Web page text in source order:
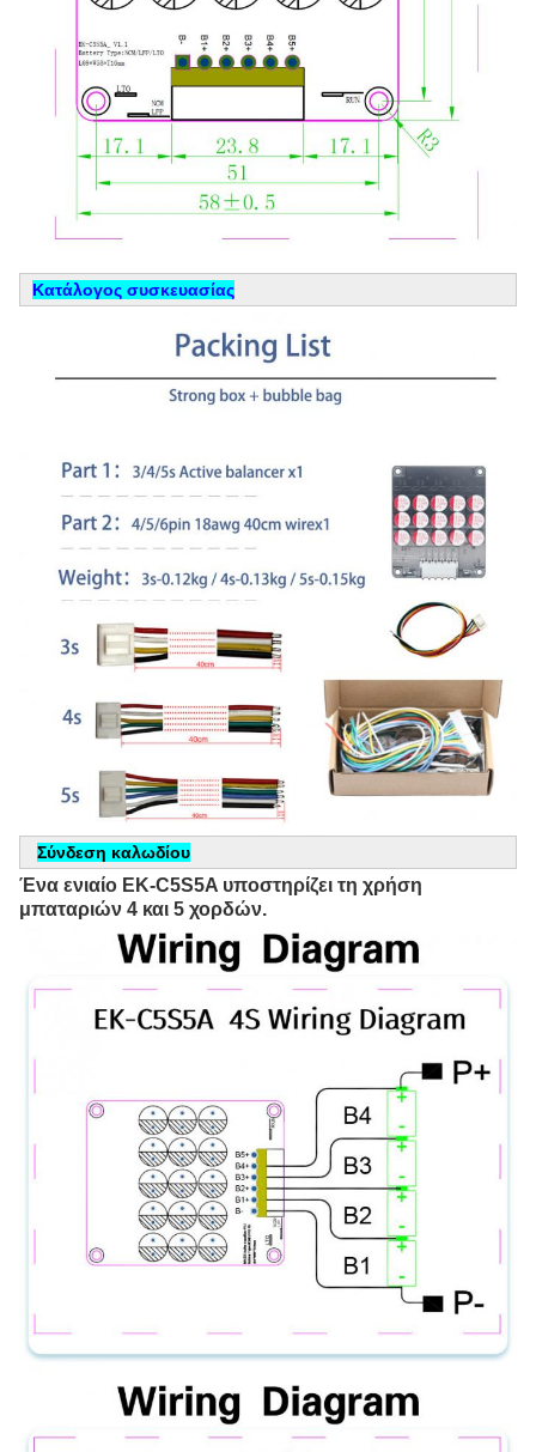
Κατάλογος συσκευασίας
Σύνδεση καλωδίου
Ένα ενιαίο EK-C5S5A υποστηρίζει τη χρήση
μπαταριών 4 και 5 χορδών.